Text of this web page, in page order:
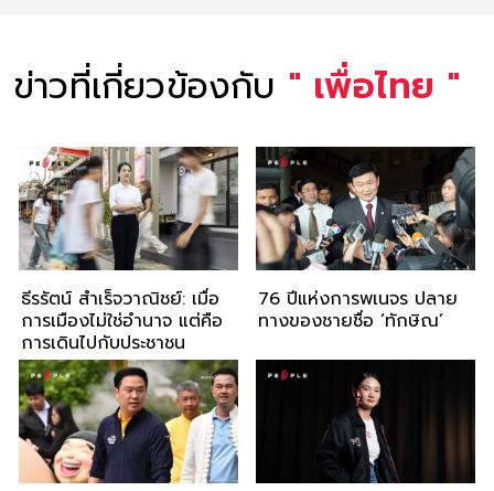
ข่าวที่เกี่ยวข้องกับ " เพื่อไทย "
ธีรรัตน์ สำเร็จวาณิชย์: เมื่อ
การเมืองไม่ใช่อำนาจ แต่คือ
การเดินไปกับประชาชน
76 ปีแห่งการพเนจร ปลาย
ทางของชายชื่อ ‘ทักษิณ’